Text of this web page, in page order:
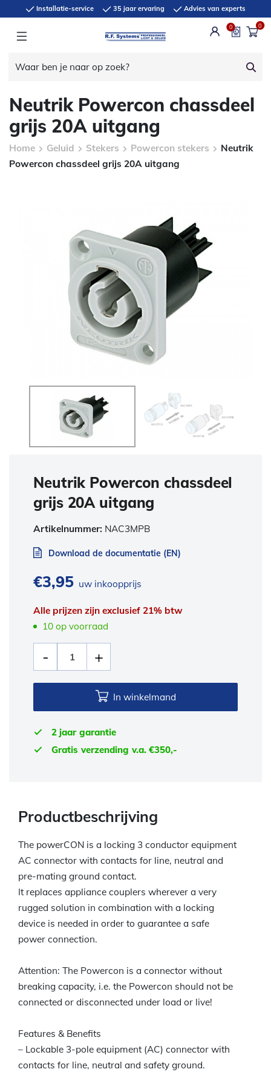
Installatie-service 35 jaar ervaring Advies van experts
0 0
Neutrik Powercon chassdeel
grijs 20A uitgang
Home Geluid Stekers Powercon stekers
Neutrik
Powercon chassdeel grijs 20A uitgang
Neutrik Powercon chassdeel
grijs 20A uitgang
Artikelnummer: NAC3MPB
Download de documentatie (EN)
€3,95 uw inkoopprijs
Alle prijzen zijn exclusief 21% btw
10 op voorraad
In winkelmand
2 jaar garantie
Gratis verzending v.a. €350,-
Productbeschrijving
The powerCON is a locking 3 conductor equipment
AC connector with contacts for line, neutral and
pre-mating ground contact.
It replaces appliance couplers wherever a very
rugged solution in combination with a locking
device is needed in order to guarantee a safe
power connection.
Attention: The Powercon is a connector without
breaking capacity, i.e. the Powercon should not be
connected or disconnected under load or live!
Features & Benefits
– Lockable 3-pole equipment (AC) connector with
contacts for line, neutral and safety ground.